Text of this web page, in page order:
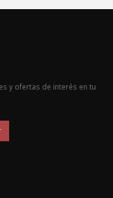
y ofertas de interés en tu